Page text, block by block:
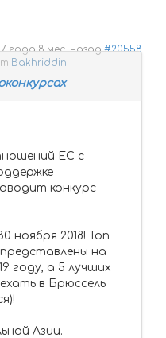
7 года 8 мес. назад #20558
Bakhriddin
ЕС с
конкурс
ноября 2018! Топ
на
году, а 5 лучших
в Брюссель
Азии.